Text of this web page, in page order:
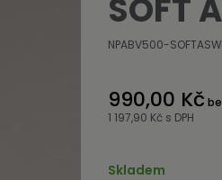
SOFT
NPABV500-
990,00 Kč
1 197,90 Kč s DPH
Skladem